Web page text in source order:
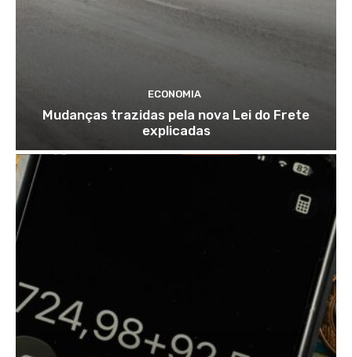
ECONOMIA
Mudanças trazidas pela nova Lei do Frete
explicadas